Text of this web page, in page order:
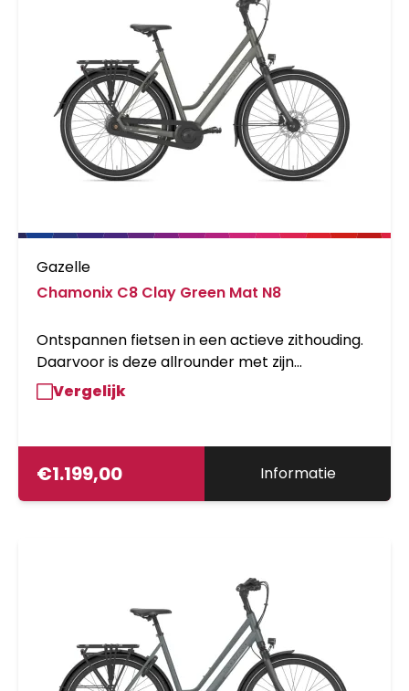
Gazelle
Chamonix C8 Clay Green Mat N8
Ontspannen fietsen in een actieve zithouding.
Daarvoor is deze allrounder met zijn
lichtgewicht aluminium frame bedoeld. Met 8
versnellingen ben je bij een stoplicht snel weg
Chamonix C8 heeft een bijzonder sportieve
uitstraling welke benadrukt wordt door de
Vergelijk
€1.199,00 Informatie